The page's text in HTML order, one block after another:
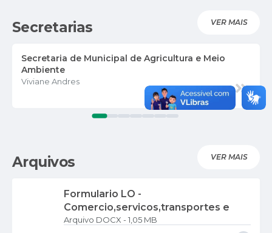
Secretarias VER MAIS
Secretaria de Municipal de Agricultura e Meio
Ambiente
Viviane Andres
Arquivos VER MAIS
Formulario LO -
Comercio,servicos,transportes e
lavagemDOCX 1,05 MB